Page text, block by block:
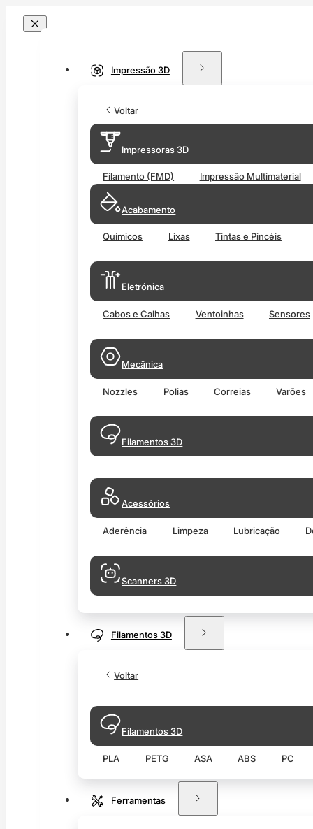
Impressão 3D
Voltar
Impressoras 3D
Filamento (FMD) Impressão Multimaterial
Acabamento
Químicos Lixas Tintas e Pincéis
Eletrónica
Cabos e Calhas Ventoinhas Sensores
Mecânica
Nozzles Polias Correias Varões
Filamentos 3D
Acessórios
Aderência Limpeza Lubricação
Scanners 3D
Filamentos 3D
Voltar
Filamentos 3D
PLA PETG ASA ABS PC
Ferramentas